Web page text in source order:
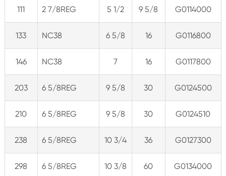
111 2 7/8REG 5 1/2 9 5/8 G0114000
133 NC38 6 5/8 16 G0116800
146 NC38 7 16 G0117800
203 6 5/8REG 9 5/8 30 G0124500
210 6 5/8REG 9 5/8 30 G0124510
238 6 5/8REG 10 3/4 36 G0127300
298 6 5/8REG 10 3/8 60 G0134000